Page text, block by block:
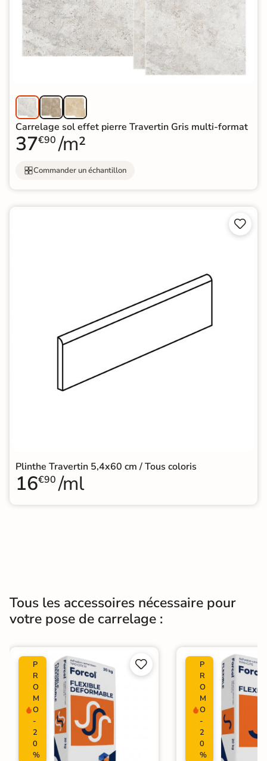
Carrelage sol effet pierre Travertin Gris multi-format
37€90 /m²
Commander un échantillon


Plinthe Travertin 5,4x60 cm / Tous coloris
16€90 /ml
Tous les accessoires nécessaire pour
votre pose de carrelage :
P
R
O
M
O
-
2
0
%


P
R
O
M
O
-
2
0
%